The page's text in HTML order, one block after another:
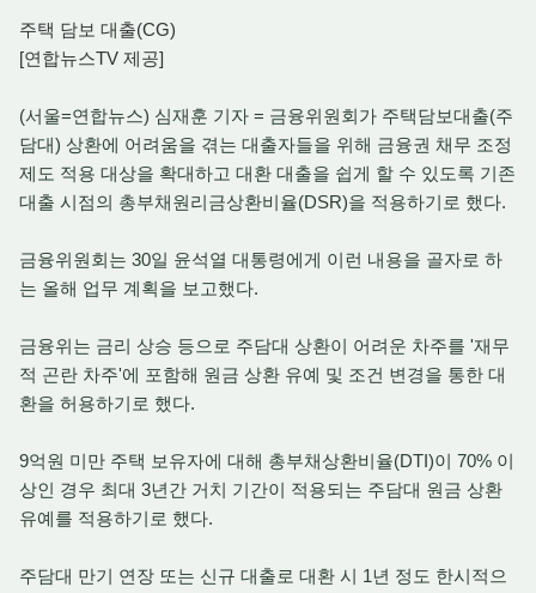
주택 담보 대출(CG)
[연합뉴스TV 제공]
(서울=연합뉴스) 심재훈 기자 = 금융위원회가 주택담보대출(주
담대) 상환에 어려움을 겪는 대출자들을 위해 금융권 채무 조정
제도 적용 대상을 확대하고 대환 대출을 쉽게 할 수 있도록 기존
대출 시점의 총부채원리금상환비율(DSR)을 적용하기로 했다.
금융위원회는 30일 윤석열 대통령에게 이런 내용을 골자로 하
는 올해 업무 계획을 보고했다.
금융위는 금리 상승 등으로 주담대 상환이 어려운 차주를 '재무
적 곤란 차주'에 포함해 원금 상환 유예 및 조건 변경을 통한 대
환을 허용하기로 했다.
9억원 미만 주택 보유자에 대해 총부채상환비율(DTI)이 70% 이
상인 경우 최대 3년간 거치 기간이 적용되는 주담대 원금 상환
유예를 적용하기로 했다.
주담대 만기 연장 또는 신규 대출로 대환 시 1년 정도 한시적으